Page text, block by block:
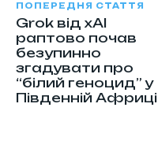
ПОПЕРЕДНЯ СТАТТЯ
Grok від xAI
раптово почав
безупинно
згадувати про
“білий геноцид” у
Південній Африці